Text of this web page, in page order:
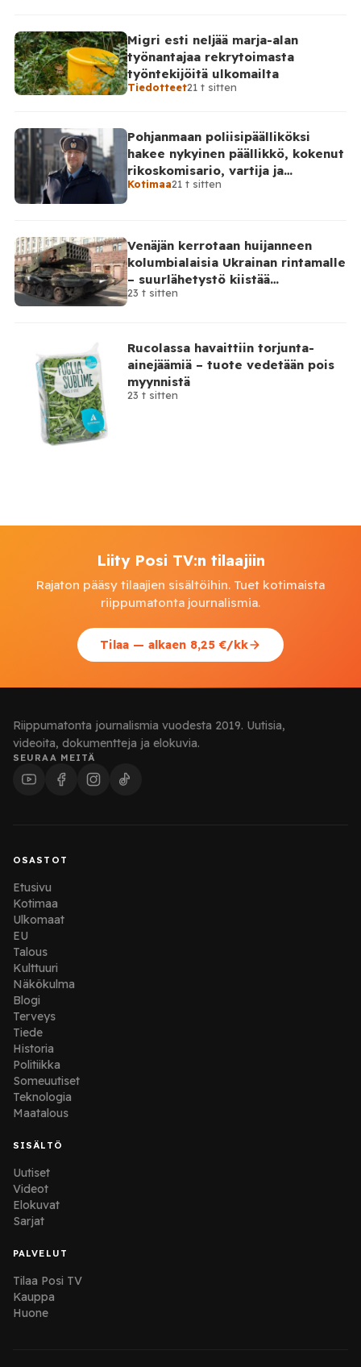
Migri esti neljää marja-alan
työnantajaa rekrytoimasta
työntekijöitä ulkomailta
Tiedotteet21 t sitten
Pohjanmaan poliisipäälliköksi
hakee nykyinen päällikkö, kokenut
rikoskomisario, vartija ja
sarjahakija
Kotimaa21 t sitten
Venäjän kerrotaan huijanneen
kolumbialaisia Ukrainan rintamalle
– suurlähetystö kiistää
osallisuutensa
23 t sitten
Rucolassa havaittiin torjunta-
ainejäämiä – tuote vedetään pois
myynnistä
23 t sitten
Liity Posi TV:n tilaajiin
Rajaton pääsy tilaajien sisältöihin. Tuet kotimaista
riippumatonta journalismia.
Tilaa — alkaen 8,25 €/kk
Riippumatonta journalismia vuodesta 2019. Uutisia,
videoita, dokumentteja ja elokuvia.
SEURAA MEITÄ
OSASTOT
Etusivu
Kotimaa
Ulkomaat
EU
Talous
Kulttuuri
Näkökulma
Blogi
Terveys
Tiede
Historia
Politiikka
Someuutiset
Teknologia
Maatalous
SISÄLTÖ
Uutiset
Videot
Elokuvat
Sarjat
PALVELUT
Tilaa Posi TV
Kauppa
Huone